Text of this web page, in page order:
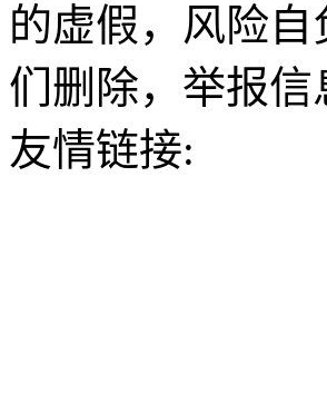
的虚假，风险
们删除，举报
友情链接: